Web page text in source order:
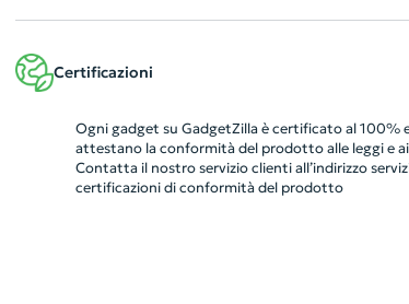
Certificazioni
Ogni gadget su GadgetZilla è certificato al 100%
attestano la conformità del prodotto alle leggi e
Contatta il nostro servizio clienti all’indirizzo
certificazioni di conformità del prodotto